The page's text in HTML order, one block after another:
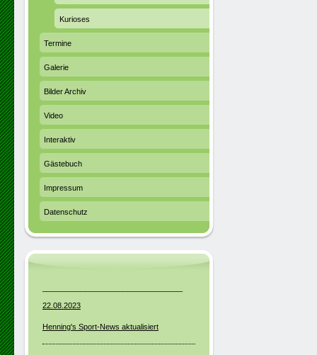
Kurioses
Termine
Galerie
Bilder Archiv
Video
Interaktiv
Gästebuch
Impressum
Datenschutz
22.08.2023
Henning's Sport-News aktualisiert